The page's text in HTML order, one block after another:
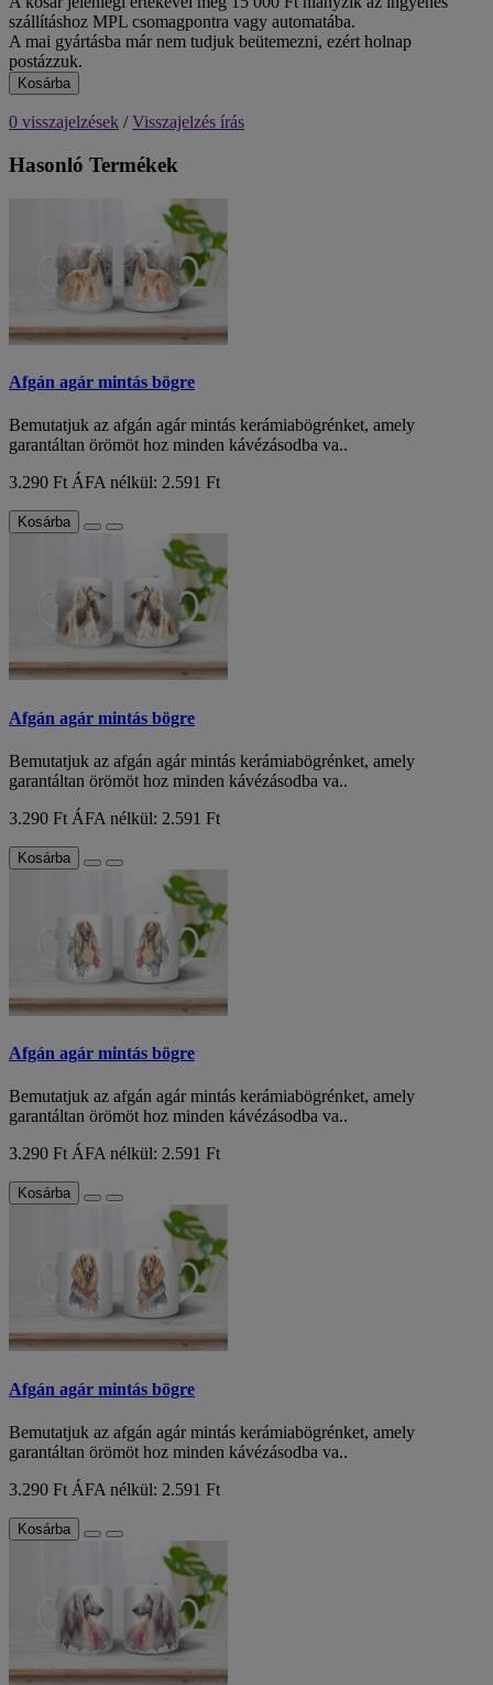
szállításhoz MPL csomagpontra vagy automatába.
A mai gyártásba már nem tudjuk beütemezni, ezért holnap
postázzuk.
Kosárba
0 visszajelzések /Visszajelzés írás
Hasonló Termékek
Afgán agár mintás bögre
Bemutatjuk az afgán agár mintás kerámiabögrénket, amely
garantáltan örömöt hoz minden kávézásodba va..
3.290 Ft ÁFA nélkül: 2.591 Ft
Kosárba
Afgán agár mintás bögre
Bemutatjuk az afgán agár mintás kerámiabögrénket, amely
garantáltan örömöt hoz minden kávézásodba va..
3.290 Ft ÁFA nélkül: 2.591 Ft
Kosárba
Afgán agár mintás bögre
Bemutatjuk az afgán agár mintás kerámiabögrénket, amely
garantáltan örömöt hoz minden kávézásodba va..
3.290 Ft ÁFA nélkül: 2.591 Ft
Kosárba
Afgán agár mintás bögre
Bemutatjuk az afgán agár mintás kerámiabögrénket, amely
garantáltan örömöt hoz minden kávézásodba va..
3.290 Ft ÁFA nélkül: 2.591 Ft
Kosárba